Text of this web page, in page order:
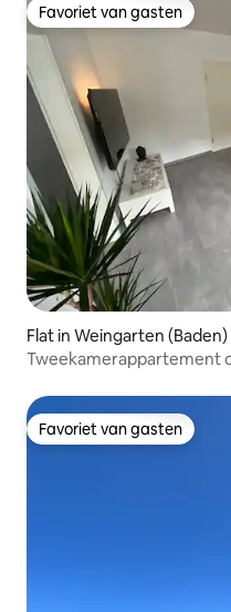
Favoriet van gasten
Favoriet van gasten
Flat in Weingarten (Baden)
Tweekamerappartement
Favoriet van gasten
Favoriet van gasten